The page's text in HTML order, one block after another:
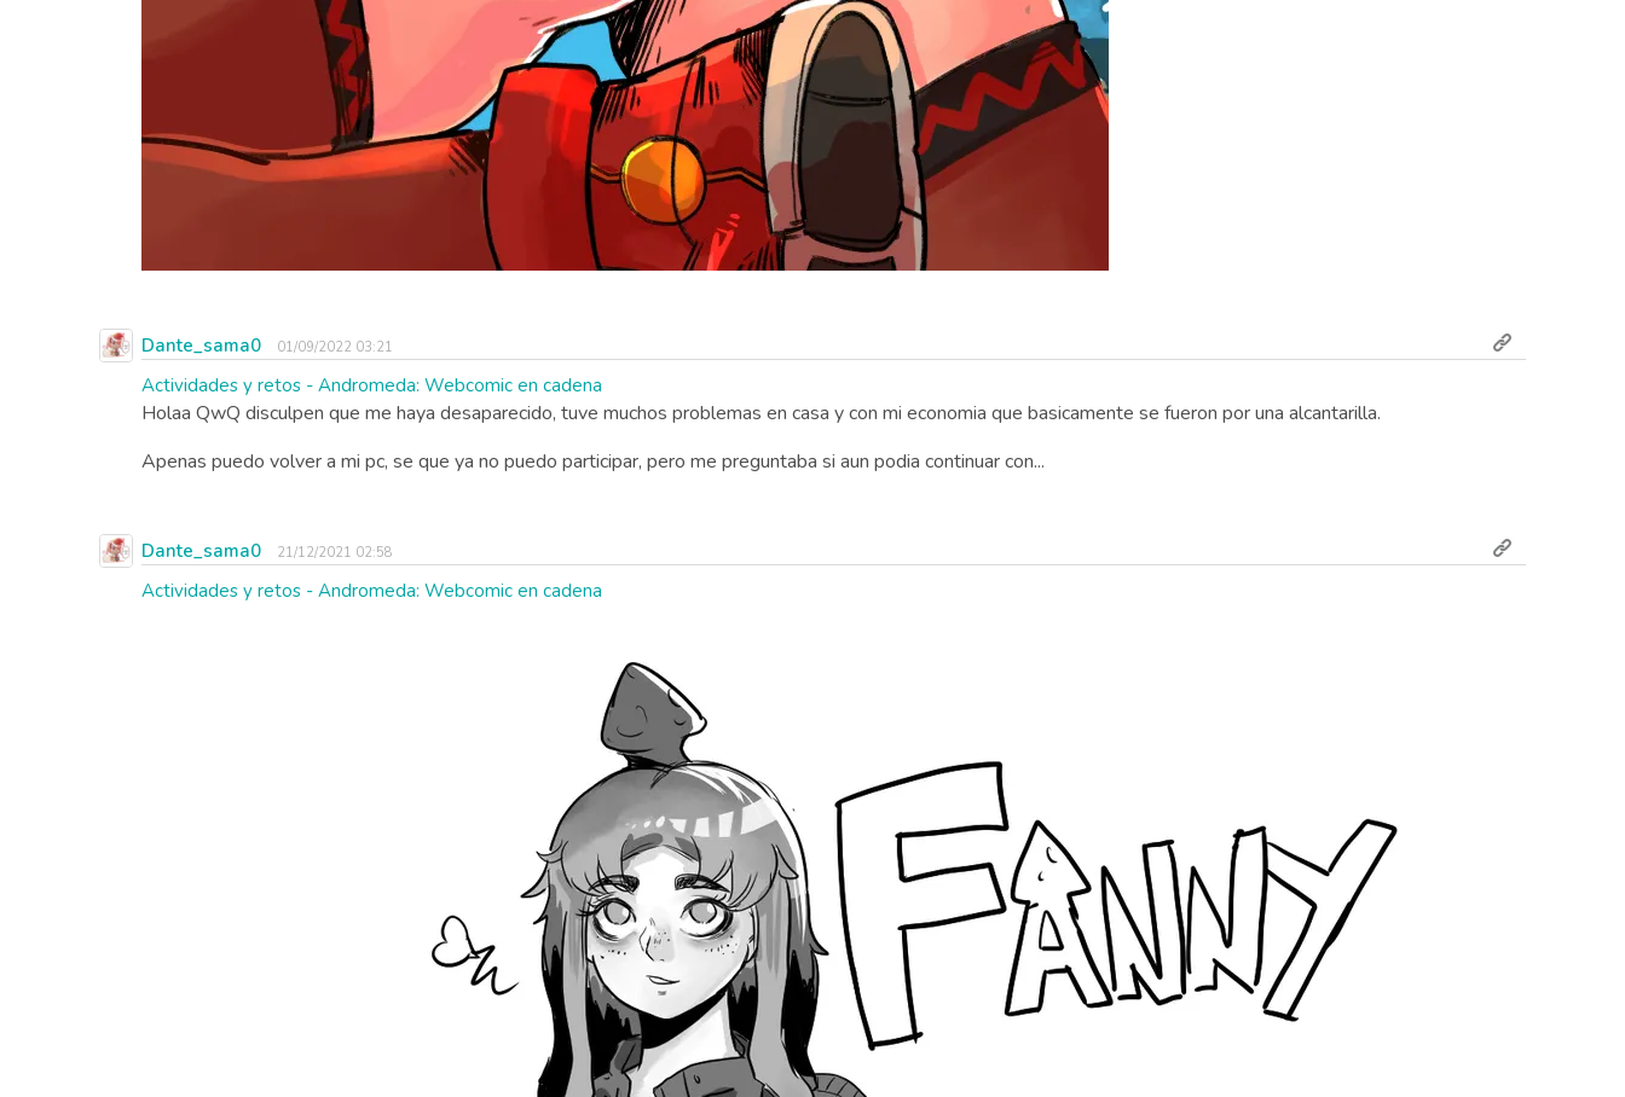
Dante_sama0 01/09/2022 03:21
Actividades y retos - Andromeda: Webcomic en cadena
Holaa QwQ disculpen que me haya desaparecido, tuve muchos problemas en casa y con mi economia que basicamente se fueron por una alcantarilla.
Apenas puedo volver a mi pc, se que ya no puedo participar, pero me preguntaba si aun podia continuar con...
Dante_sama0 21/12/2021 02:58
Actividades y retos - Andromeda: Webcomic en cadena